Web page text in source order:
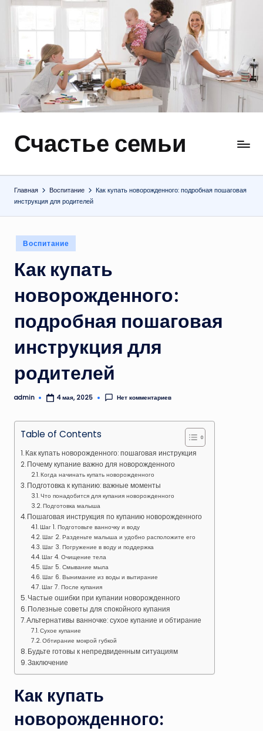
содержимому
Счастье семьи
Быт,
отношения
Главная Воспитание
Как купать новорожденного: подробная пошаговая
инструкция для родителей
Опубликовано
в
Воспитание
Как купать
новорожденного:
подробная пошаговая
инструкция для
родителей
Запись
admin 4 мая, 2025 Нет комментариев
Table of Contents
Как купать новорожденного: пошаговая инструкция
Почему купание важно для новорожденного
Когда начинать купать новорожденного
Подготовка к купанию: важные моменты
Что понадобится для купания новорожденного
Подготовка малыша
Пошаговая инструкция по купанию новорожденного
Шаг 1. Подготовьте ванночку и воду
Шаг 2. Разденьте малыша и удобно расположите его
Шаг 3. Погружение в воду и поддержка
Шаг 4. Очищение тела
Шаг 5. Смывание мыла
Шаг 6. Вынимание из воды и вытирание
Шаг 7. После купания
Частые ошибки при купании новорожденного
Полезные советы для спокойного купания
Альтернативы ванночке: сухое купание и обтирание
Сухое купание
Обтирание мокрой губкой
Будьте готовы к непредвиденным ситуациям
Заключение
Как купать
новорожденного: